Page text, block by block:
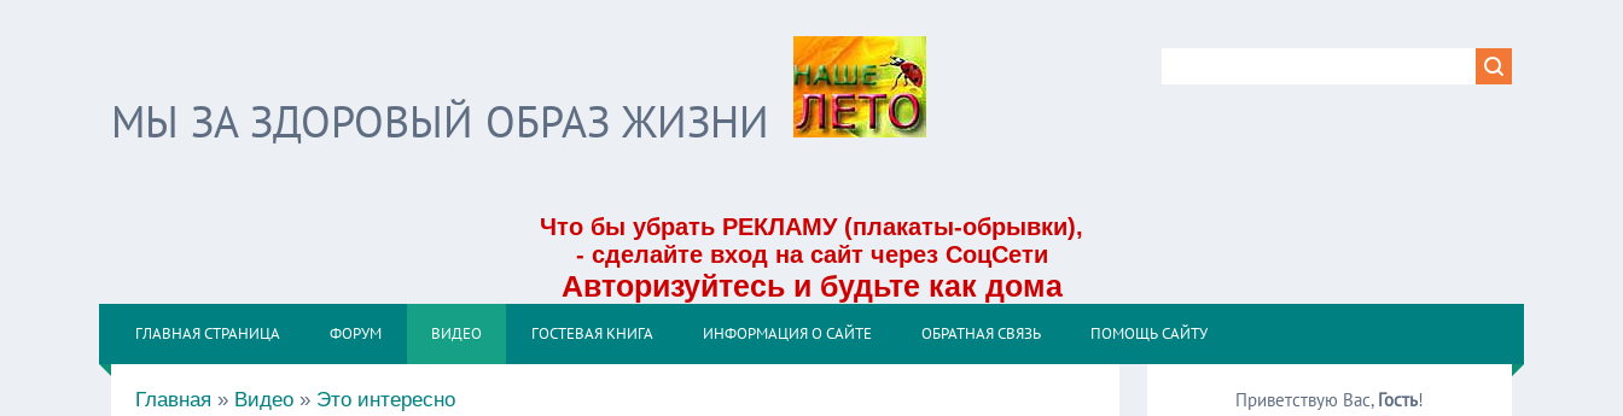
МЫ ЗА ЗДОРОВЫЙ ОБРАЗ ЖИЗНИ
Что бы убрать РЕКЛАМУ (плакаты-обрывки),
- сделайте вход на сайт через СоцСети
Авторизуйтесь и будьте как дома
ГЛАВНАЯ СТРАНИЦА ФОРУМ ВИДЕО ГОСТЕВАЯ КНИГА ИНФОРМАЦИЯ О САЙТЕ ОБРАТНАЯ СВЯЗЬ ПОМОЩЬ САЙТУ
Главная » Видео » Это интересно Приветствую Вас, Гость!